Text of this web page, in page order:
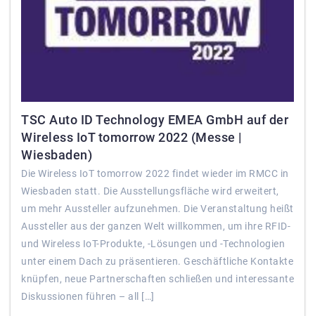
TSC Auto ID Technology EMEA GmbH auf der
Wireless IoT tomorrow 2022 (Messe |
Wiesbaden)
Die Wireless IoT tomorrow 2022 findet wieder im RMCC in
Wiesbaden statt. Die Ausstellungsfläche wird erweitert,
um mehr Aussteller aufzunehmen. Die Veranstaltung heißt
Aussteller aus der ganzen Welt willkommen, um ihre RFID-
und Wireless IoT-Produkte, -Lösungen und -Technologien
unter einem Dach zu präsentieren. Geschäftliche Kontakte
knüpfen, neue Partnerschaften schließen und interessante
Diskussionen führen – all […]